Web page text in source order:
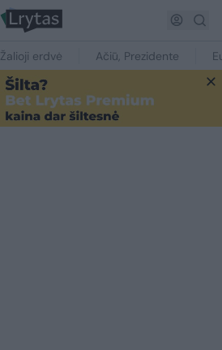
Žalioji erdvė Ačiū, Prezidente